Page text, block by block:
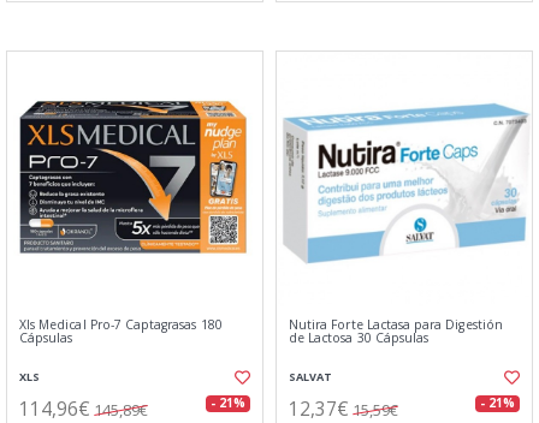
Xls Medical Pro-7 Captagrasas 180
Cápsulas
XLS
114,96€ 145,89€ - 21%
Nutira Forte Lactasa para Digestión
de Lactosa 30 Cápsulas
SALVAT
12,37€ 15,59€ - 21%